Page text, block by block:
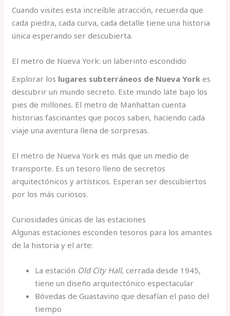
Cuando visites esta increíble atracción, recuerda que
cada piedra, cada curva, cada detalle tiene una historia
única esperando ser descubierta.
El metro de Nueva York: un laberinto escondido
Explorar los lugares subterráneos de Nueva York es
descubrir un mundo secreto. Este mundo late bajo los
pies de millones. El metro de Manhattan cuenta
historias fascinantes que pocos saben, haciendo cada
viaje una aventura llena de sorpresas.
El metro de Nueva York es más que un medio de
transporte. Es un tesoro lleno de secretos
arquitectónicos y artísticos. Esperan ser descubiertos
por los más curiosos.
Curiosidades únicas de las estaciones
Algunas estaciones esconden tesoros para los amantes
de la historia y el arte:
La estación Old City Hall, cerrada desde 1945,
tiene un diseño arquitectónico espectacular
Bóvedas de Guastavino que desafían el paso del
tiempo